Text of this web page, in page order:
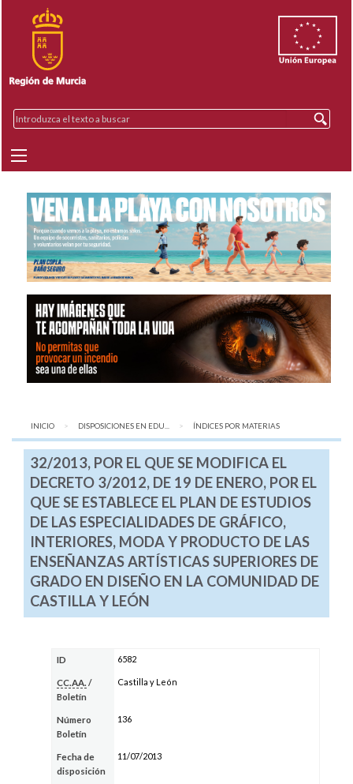
INICIO DISPOSICIONES EN EDU... AQUÍ:
ÍNDICES POR MATERIAS
32/2013, POR EL QUE SE MODIFICA EL
DECRETO 3/2012, DE 19 DE ENERO, POR EL
QUE SE ESTABLECE EL PLAN DE ESTUDIOS
DE LAS ESPECIALIDADES DE GRÁFICO,
INTERIORES, MODA Y PRODUCTO DE LAS
ENSEÑANZAS ARTÍSTICAS SUPERIORES DE
GRADO EN DISEÑO EN LA COMUNIDAD DE
CASTILLA Y LEÓN
ID 6582
CC.AA. /
Boletín
Castilla y León
Número
Boletín
136
Fecha de
disposición
11/07/2013